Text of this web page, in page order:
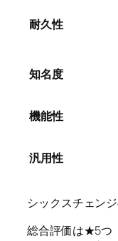
耐久性
知名度
機能性
汎用性
シックスチェン
総合評価は★5つ